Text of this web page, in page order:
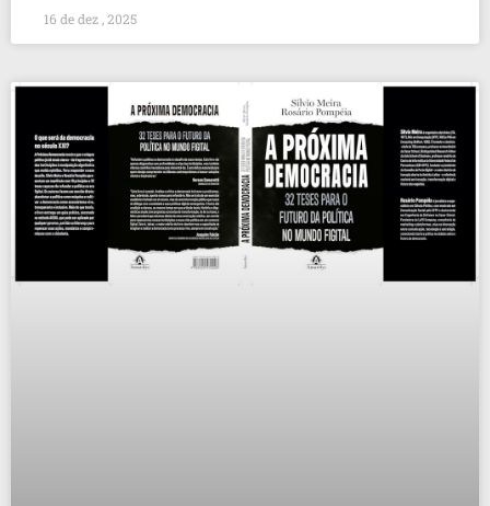
16 de dez , 2025